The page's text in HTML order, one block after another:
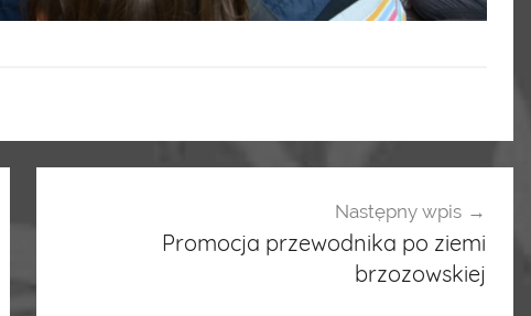
Następny wpis
Promocja przewodnika po ziemi
brzozowskiej